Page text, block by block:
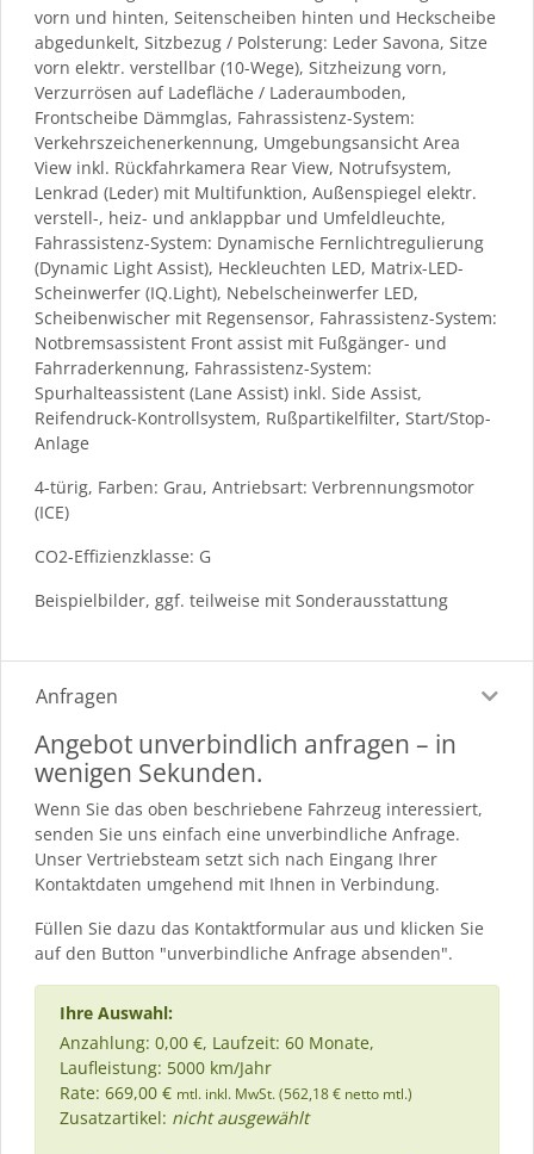
vorn und hinten, Seitenscheiben hinten und Heckscheibe
abgedunkelt, Sitzbezug / Polsterung: Leder Savona, Sitze
vorn elektr. verstellbar (10-Wege), Sitzheizung vorn,
Verzurrösen auf Ladefläche / Laderaumboden,
Frontscheibe Dämmglas, Fahrassistenz-System:
Verkehrszeichenerkennung, Umgebungsansicht Area
View inkl. Rückfahrkamera Rear View, Notrufsystem,
Lenkrad (Leder) mit Multifunktion, Außenspiegel elektr.
verstell-, heiz- und anklappbar und Umfeldleuchte,
Fahrassistenz-System: Dynamische Fernlichtregulierung
(Dynamic Light Assist), Heckleuchten LED, Matrix-LED-
Scheinwerfer (IQ.Light), Nebelscheinwerfer LED,
Scheibenwischer mit Regensensor, Fahrassistenz-System:
Notbremsassistent Front assist mit Fußgänger- und
Fahrraderkennung, Fahrassistenz-System:
Spurhalteassistent (Lane Assist) inkl. Side Assist,
Reifendruck-Kontrollsystem, Rußpartikelfilter, Start/Stop-
Anlage
4-türig, Farben: Grau, Antriebsart: Verbrennungsmotor
(ICE)
CO2-Effizienzklasse: G
Beispielbilder, ggf. teilweise mit Sonderausstattung
Anfragen
Angebot unverbindlich anfragen – in
wenigen Sekunden.
Wenn Sie das oben beschriebene Fahrzeug interessiert,
senden Sie uns einfach eine unverbindliche Anfrage.
Unser Vertriebsteam setzt sich nach Eingang Ihrer
Kontaktdaten umgehend mit Ihnen in Verbindung.
Füllen Sie dazu das Kontaktformular aus und klicken Sie
auf den Button "unverbindliche Anfrage absenden".
Ihre Auswahl:
Anzahlung: 0,00 €, Laufzeit: 60 Monate,
Laufleistung: 5000 km/Jahr
Rate: 669,00 € mtl. inkl. MwSt. (562,18 € netto mtl.)
Zusatzartikel: nicht ausgewählt